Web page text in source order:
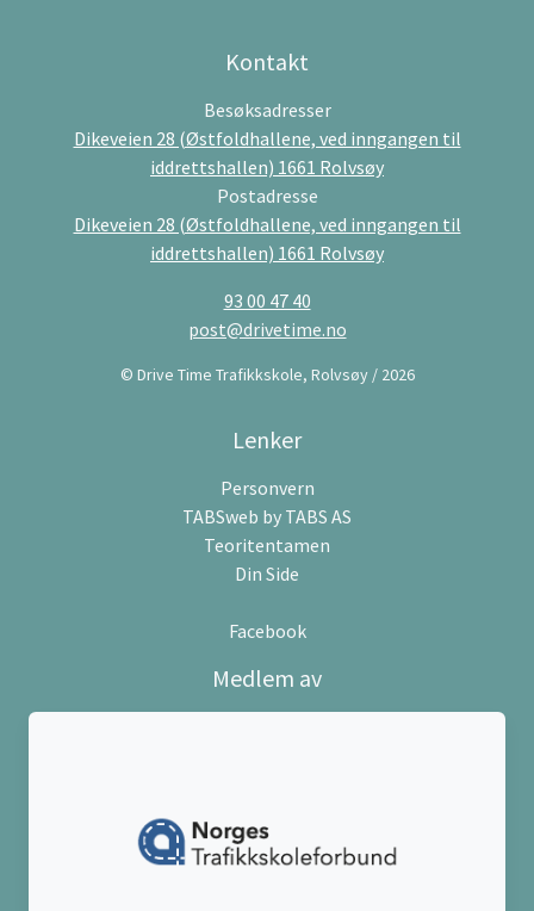
Kontakt
Besøksadresser
Dikeveien 28 (Østfoldhallene, ved inngangen til
iddrettshallen) 1661 Rolvsøy
Postadresse
Dikeveien 28 (Østfoldhallene, ved inngangen til
iddrettshallen) 1661 Rolvsøy
93 00 47 40
post@drivetime.no
© Drive Time Trafikkskole, Rolvsøy / 2026
Lenker
Personvern
TABSweb by TABS AS
Teoritentamen
Din Side
Facebook
Medlem av